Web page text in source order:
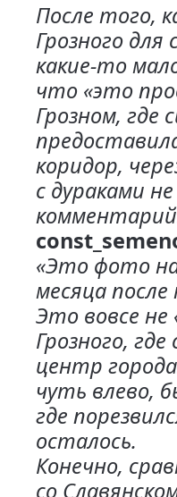
После того,
Грозного
какие-то
что «это
Грозном, где
коридор,
с дураками
«Это фото
месяца
Это вовсе не
Грозного,
центр
чуть влево,
где
осталось.
Конечно,
со